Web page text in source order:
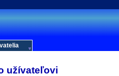
užívateľovi